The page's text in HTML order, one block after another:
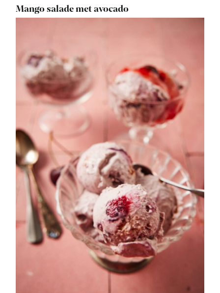
Mango salade met avocado